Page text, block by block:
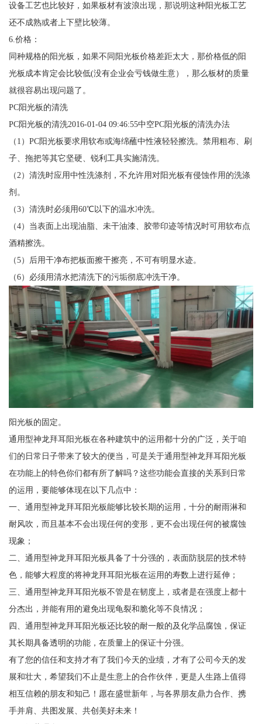
设备工艺也比较好，如果板材有波浪出现，那说明这种阳光板工艺
还不成熟或者上下壁比较薄。
6.价格：
同种规格的阳光板，如果不同阳光板价格差距太大，那价格低的阳
光板成本肯定会比较低(没有企业会亏钱做生意），那么板材的质量
就很容易出现问题了。
PC阳光板的清洗
PC阳光板的清洗2016-01-04 09:46:55中空PC阳光板的清洗办法
（1）PC阳光板要求用软布或海绵蘸中性液轻轻擦洗。禁用粗布、刷
子、拖把等其它坚硬、锐利工具实施清洗。
（2）清洗时应用中性洗涤剂，不允许用对阳光板有侵蚀作用的洗涤
剂。
（3）清洗时必须用60℃以下的温水冲洗。
（4）当表面上出现油脂、未干油漆、胶带印迹等情况时可用软布点
酒精擦洗。
（5）后用干净布把板面擦干擦亮，不可有明显水迹。
（6）必须用清水把清洗下的污垢彻底冲洗干净。
阳光板的固定。
通用型神龙拜耳阳光板在各种建筑中的运用都十分的广泛，关于咱
们的日常日子带来了较大的便当，可是关于通用型神龙拜耳阳光板
在功能上的特色你们都有所了解吗？这些功能会直接的关系到日常
的运用，要能够体现在以下几点中：
一、通用型神龙拜耳阳光板能够比较长期的运用，十分的耐雨淋和
耐风吹，而且基本不会出现任何的变形，更不会出现任何的被腐蚀
现象；
二、通用型神龙拜耳阳光板具备了十分强的，表面防脱层的技术特
色，能够大程度的将神龙拜耳阳光板在运用的寿数上进行延伸；
三、通用型神龙拜耳阳光板不管是在韧度上，或者是在强度上都十
分杰出，并能有用的避免出现龟裂和脆化等不良情况；
四、通用型神龙拜耳阳光板还比较的耐一般的及化学品腐蚀，保证
其长期具备透明的功能，在质量上的保证十分强。
有了您的信任和支持才有了我们今天的业绩，才有了公司今天的发
展和壮大，希望我们不止是生意上的合作伙伴，更是人生路上值得
相互信赖的朋友和知己！愿在盛世新年，与各界朋友鼎力合作、携
手并肩、共图发展、共创美好未来！